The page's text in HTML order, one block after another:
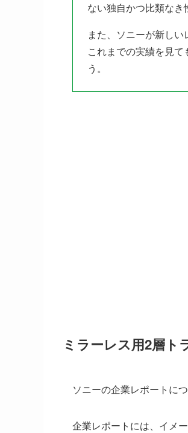
ない独自かつ比類なき
また、ソニーが新し
これまでの実績を見
う。
ミラーレス用2層ト
ソニーの企業レポートに
企業レポートには、イメ